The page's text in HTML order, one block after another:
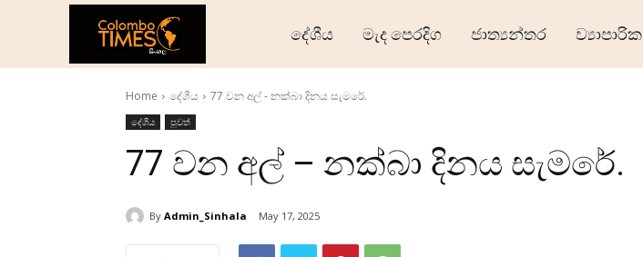
දේශීය මැද පෙරදිග ජාත්‍යන්තර ව්‍යාපාරික
Home දේශීය 77 වන අල් - නක්බා දිනය සැමරේ.
දේශීය පුවත්
77 වන අල් – නක්බා දිනය සැමරේ.
By Admin_Sinhala May 17, 2025